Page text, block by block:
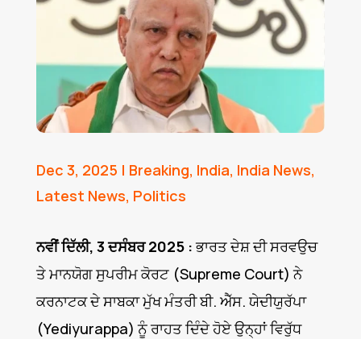
Dec 3, 2025 | Breaking, India, India News,
Latest News, Politics
ਨਵੀਂ ਦਿੱਲੀ, 3 ਦਸੰਬਰ 2025 :ਭਾਰਤ ਦੇਸ਼ ਦੀ ਸਰਵਉਚ
ਤੇ ਮਾਨਯੋਗ ਸੁਪਰੀਮ ਕੋਰਟ (Supreme Court) ਨੇ
ਕਰਨਾਟਕ ਦੇ ਸਾਬਕਾ ਮੁੱਖ ਮੰਤਰੀ ਬੀ. ਐੱਸ. ਯੇਦੀਯੁਰੱਪਾ
(Yediyurappa) ਨੂੰ ਰਾਹਤ ਦਿੰਦੇ ਹੋਏ ਉਨ੍ਹਾਂ ਵਿਰੁੱਧ